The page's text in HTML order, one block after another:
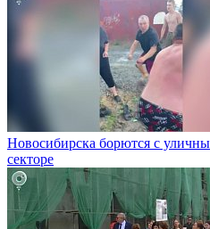
Новосибирска борются с
секторе